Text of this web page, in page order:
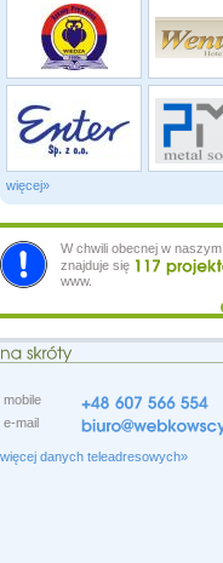
więcej»
W chwili obecnej w naszym
znajduje się
www.
mobile
e-mail
więcej danych teleadresowych»